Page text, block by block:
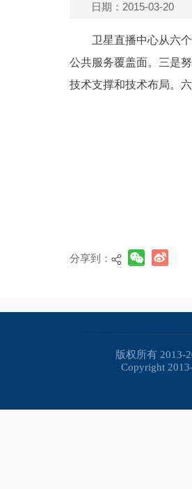
日期：2015-03-20
卫星直播中心从六
公共服务覆盖面。三是
技术支撑和技术布局。
分享到：
版权所有 2013-
Copyright